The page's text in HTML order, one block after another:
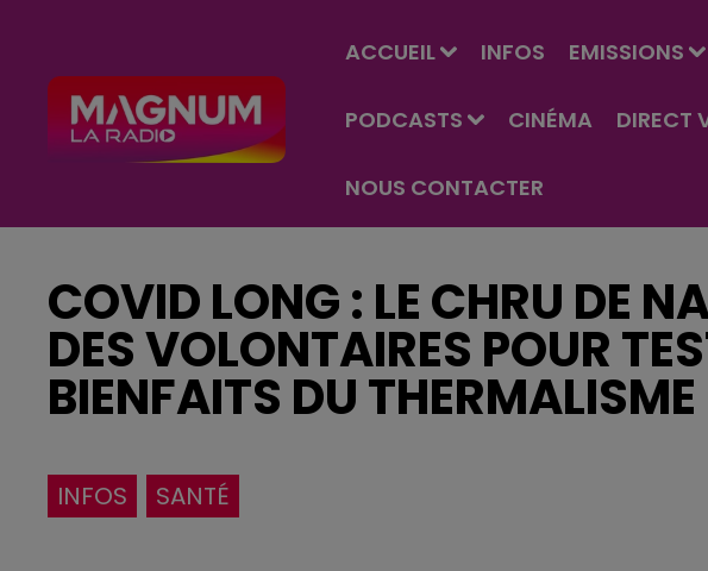
ACCUEIL INFOS EMISSIONS
PODCASTS CINÉMA DIRECT
NOUS CONTACTER
COVID LONG : LE CHRU DE
DES VOLONTAIRES POUR
BIENFAITS DU THERMALISME
INFOS SANTÉ